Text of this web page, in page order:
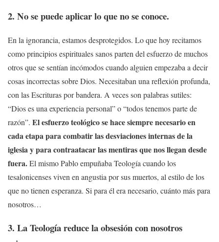
2. No se puede aplicar lo que no se conoce.
En la ignorancia, estamos desprotegidos. Lo que hoy recitamos
como principios espirituales sanos parten del esfuerzo de muchos
otros que se sentían incómodos cuando alguien empezaba a decir
cosas incorrectas sobre Dios. Necesitaban una reflexión profunda,
con las Escrituras por bandera. A veces son palabras sutiles:
“Dios es una experiencia personal” o “todos tenemos parte de
razón”. El esfuerzo teológico se hace siempre necesario en
cada etapa para combatir las desviaciones internas de la
iglesia y para contraatacar las mentiras que nos llegan desde
fuera.El mismo Pablo empuñaba Teología cuando los
tesalonicenses viven en angustia por sus muertos, al estilo de los
que no tienen esperanza. Si para él era necesario, cuánto más para
nosotros…
3. La Teología reduce la obsesión con nosotros